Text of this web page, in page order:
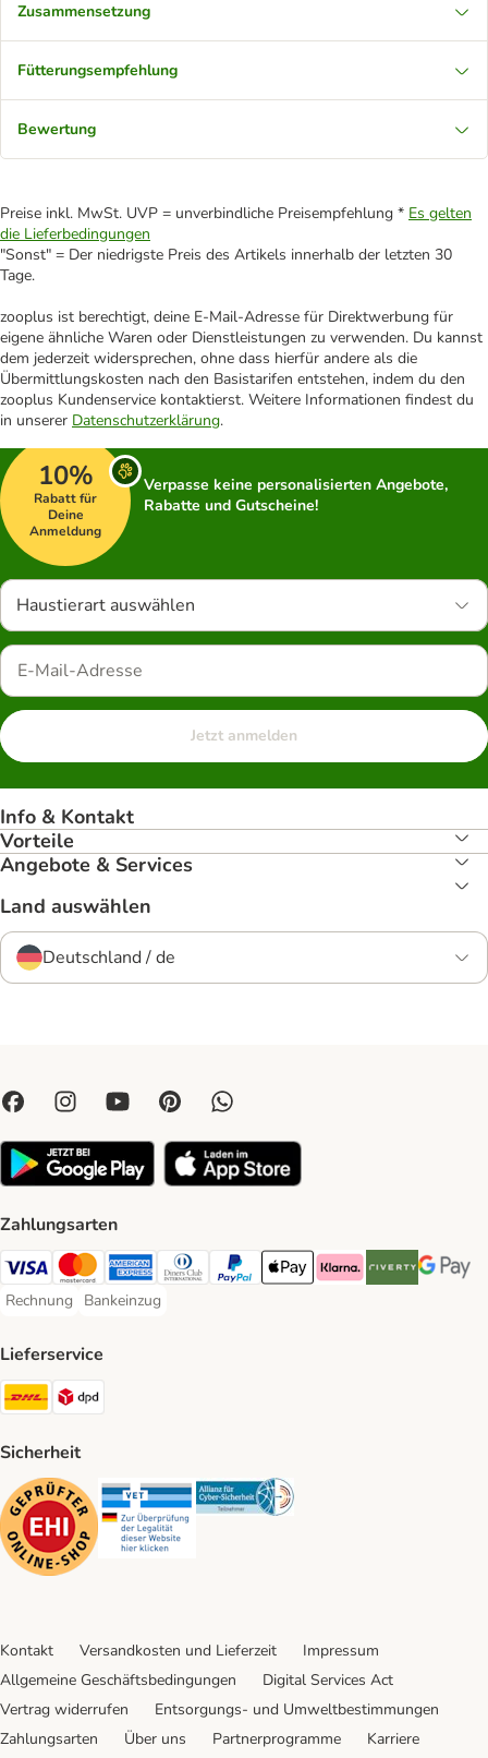
Zusammensetzung
Fütterungsempfehlung
Bewertung
Preise inkl. MwSt. UVP = unverbindliche Preisempfehlung * Es gelten
die Lieferbedingungen
"Sonst" = Der niedrigste Preis des Artikels innerhalb der letzten 30
Tage.
zooplus ist berechtigt, deine E-Mail-Adresse für Direktwerbung für
eigene ähnliche Waren oder Dienstleistungen zu verwenden. Du kannst
dem jederzeit widersprechen, ohne dass hierfür andere als die
Übermittlungskosten nach den Basistarifen entstehen, indem du den
zooplus Kundenservice kontaktierst. Weitere Informationen findest du
in unserer Datenschutzerklärung.
10%
Rabatt für
Deine
Anmeldung
Verpasse keine personalisierten Angebote,
Rabatte und Gutscheine!
Haustierart auswählen
Jetzt anmelden
Info & Kontakt
Vorteile
Angebote & Services
Land auswählen
Deutschland / de
Zahlungsarten
Visa Payment Method
Mastercard Payment Method
American Express Payment Method
Diners Club Payment Method
PayPal Payment Method
Apple Pay Payment Method
Klarna Payment Method
Riverty Payment
Google
Rechnung
Rechnung Payment Method
Bankeinzug
Bankeinzug Payment Method
Lieferservice
DHL Shipping Method
Sicherheit
Security Security Security
Kontakt Versandkosten und Lieferzeit
Impressum
Allgemeine Geschäftsbedingungen
Digital Services Act
Vertrag widerrufen
Entsorgungs- und Umweltbestimmungen
Zahlungsarten
Über uns Partnerprogramme Karriere